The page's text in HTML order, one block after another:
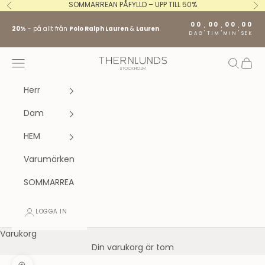
Hoppa till innehållet
Föregående SOMMARREAN PÅFYLLD – UPP TILL 50%
20% - på allt från Polo Ralph Lauren & Lauren
00
DAG : 00
TIM : 00
MIN : 00
SEK
Stockholm fashion agency AB
Öppna navigeringsmenyn Öppna
Herr
Dam
HEM
Varumärken
SOMMARREA
LOGGA IN
Varukorg
Din varukorg är tom